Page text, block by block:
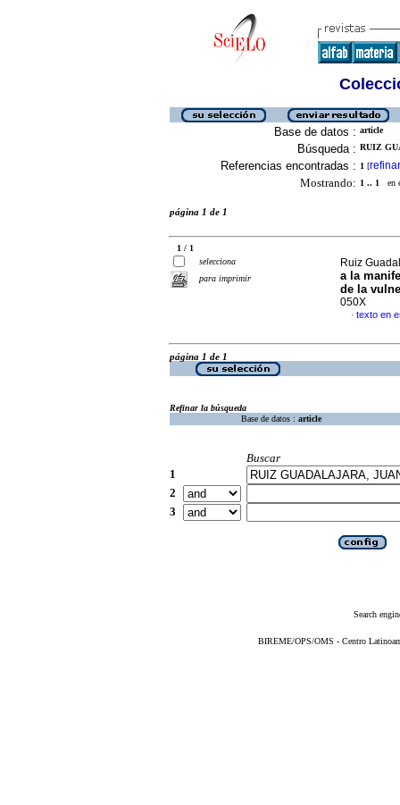
Base de datos : article
Búsqueda : RUIZ
Referencias encontradas : 1 [refinar
Mostrando: 1 .. 1 en
página 1 de 1
1 / 1
selecciona
para imprimir
Ruiz
a la
de la
050X
· texto en
página 1 de 1
Refinar la búsqueda
Base de datos : article
Buscar
1
2
3
Search
BIREME/OPS/OMS - Centro